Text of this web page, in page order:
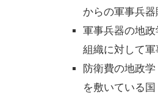
からの軍事兵
軍事兵器の地
組織に対して軍
防衛費の地政
を敷いている国